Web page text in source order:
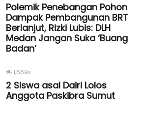
Polemik Penebangan Pohon
Dampak Pembangunan BRT
Berlanjut, Rizki Lubis: DLH
Medan Jangan Suka ‘Buang
Badan’
1,669x
2 Siswa asal Dairi Lolos
Anggota Paskibra Sumut